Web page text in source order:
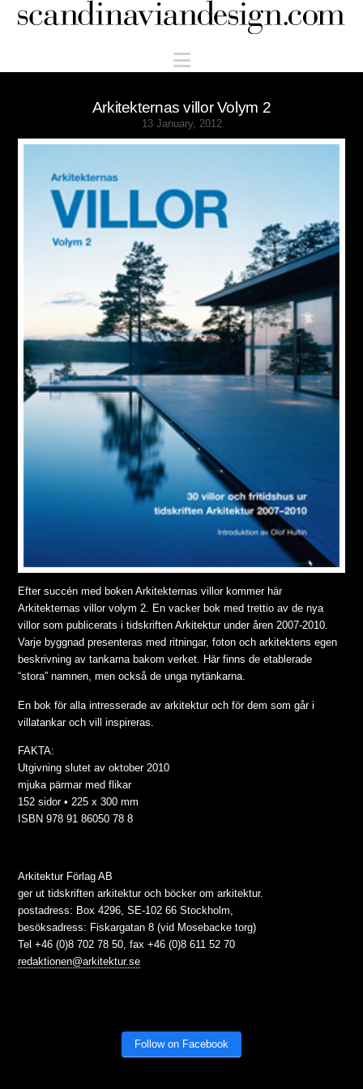
Scandinaviandesign.com
Navigation
Arkitekternas villor Volym 2
13 January, 2012
Efter succén med boken Arkitekternas villor kommer här
Arkitekternas villor volym 2. En vacker bok med trettio av de nya
villor som publicerats i tidskriften Arkitektur under åren 2007-2010.
Varje byggnad presenteras med ritningar, foton och arkitektens egen
beskrivning av tankarna bakom verket. Här finns de etablerade
“stora” namnen, men också de unga nytänkarna.
En bok för alla intresserade av arkitektur och för dem som går i
villatankar och vill inspireras.
FAKTA:
Utgivning slutet av oktober 2010
mjuka pärmar med flikar
152 sidor • 225 x 300 mm
ISBN 978 91 86050 78 8
Arkitektur Förlag AB
ger ut tidskriften arkitektur och böcker om arkitektur.
postadress: Box 4296, SE-102 66 Stockholm,
besöksadress: Fiskargatan 8 (vid Mosebacke torg)
Tel +46 (0)8 702 78 50, fax +46 (0)8 611 52 70
redaktionen@arkitektur.se
Follow on Facebook